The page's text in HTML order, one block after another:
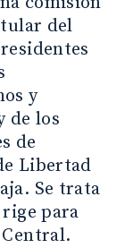
del
y
de los
de
Libertad
Se trata
para